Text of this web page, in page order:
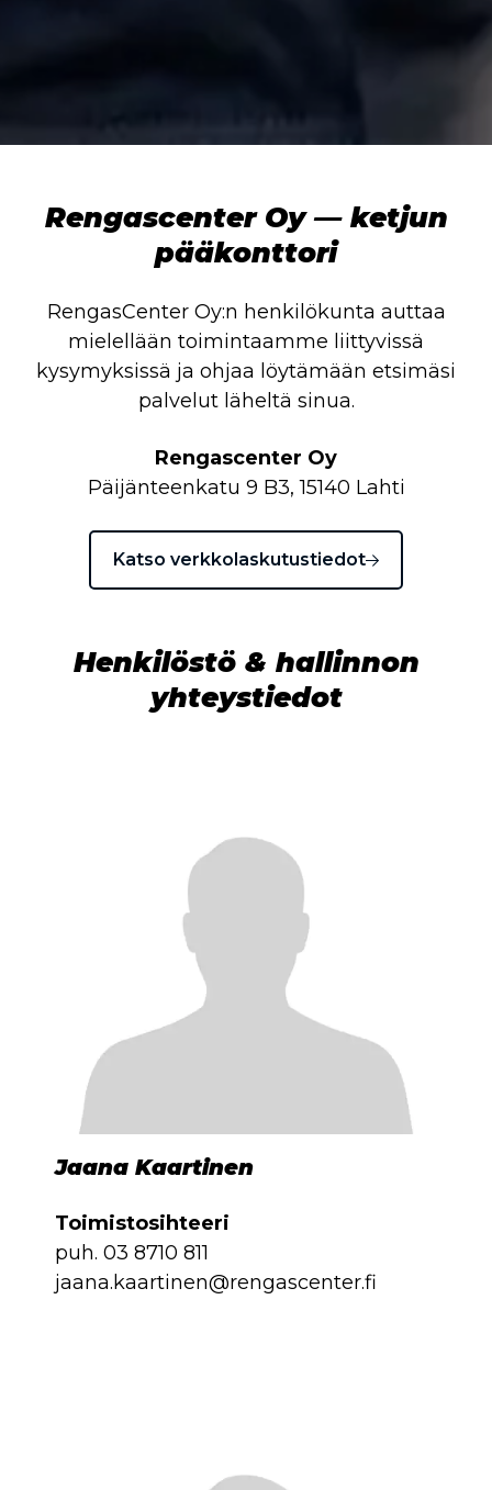
Rengascenter Oy — ketjun
pääkonttori
RengasCenter Oy:n henkilökunta auttaa
mielellään toimintaamme liittyvissä
kysymyksissä ja ohjaa löytämään etsimäsi
palvelut läheltä sinua.
Rengascenter Oy
Päijänteenkatu 9 B3, 15140 Lahti
Katso verkkolaskutustiedot
Henkilöstö & hallinnon
yhteystiedot
Jaana Kaartinen
Toimistosihteeri
puh. 03 8710 811
jaana.kaartinen@rengascenter.fi